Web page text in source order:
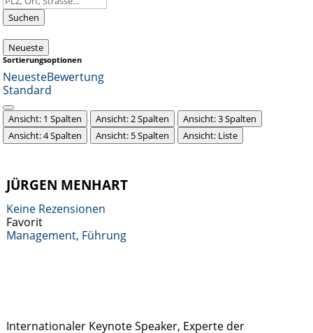
Suchen
Neueste
Sortierungsoptionen
NeuesteBewertung
Standard
Ansicht: 1 Spalten Ansicht: 2 Spalten
Ansicht: 3 Spalten
Ansicht: 4 Spalten
Ansicht: 5 Spalten Ansicht: Liste
JÜRGEN MENHART
Keine Rezensionen
Favorit
Management, Führung
Internationaler Keynote Speaker, Experte der